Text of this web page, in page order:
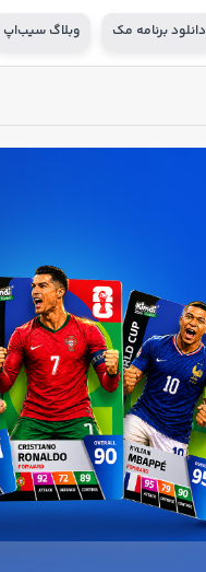
دانلود برنامه مک وبلاگ سیب‌اپ